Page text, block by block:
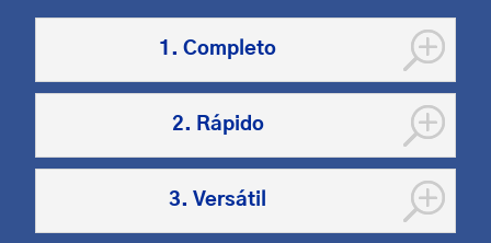
1. Completo
2. Rápido
3. Versátil